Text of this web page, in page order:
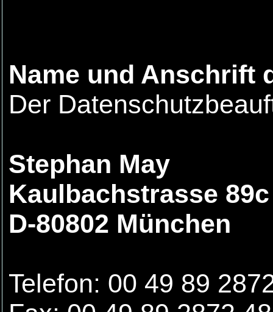
Name und Anschrift
Der
Stephan May
Kaulbachstrasse 89c
D-80802 München
Telefon: 00 49 89